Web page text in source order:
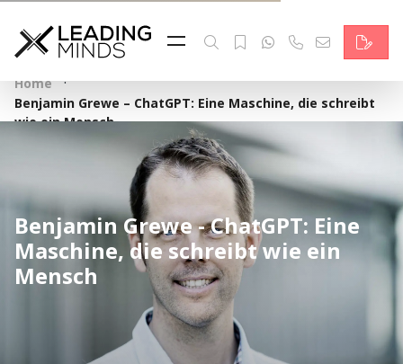
Feed & News
Reading Minds
Themen
Services
Wer wir sind
Kontakt
English
Home ·
Benjamin Grewe – ChatGPT: Eine Maschine, die schreibt
wie ein Mensch
Benjamin Grewe - ChatGPT: Eine
Maschine, die schreibt wie ein
Mensch